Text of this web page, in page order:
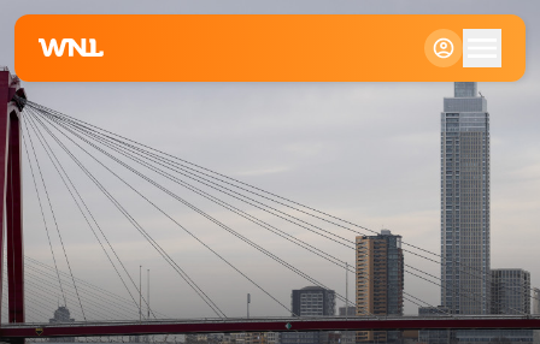
Klein
Standaard
Groot